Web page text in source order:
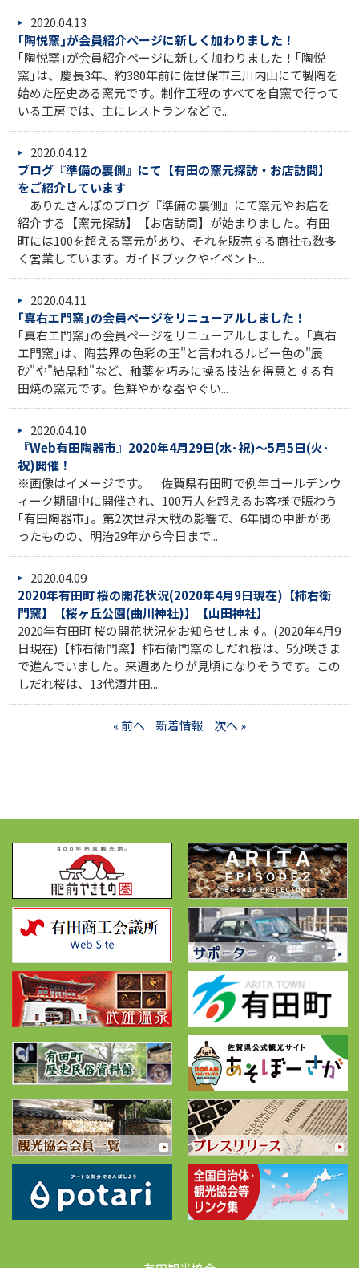
2020.04.13
｢陶悦窯｣が会員紹介ページに新しく加わりました！
｢陶悦窯｣が会員紹介ページに新しく加わりました！｢陶悦
窯｣は、慶長3年、約380年前に佐世保市三川内山にて製陶を
始めた歴史ある窯元です。制作工程のすべてを自窯で行って
いる工房では、主にレストランなどで...
2020.04.12
ブログ『準備の裏側』にて【有田の窯元探訪・お店訪問】
をご紹介しています
ありたさんぽのブログ『準備の裏側』にて窯元やお店を
紹介する【窯元探訪】【お店訪問】が始まりました。有田
町には100を超える窯元があり、それを販売する商社も数多
く営業しています。ガイドブックやイベント...
2020.04.11
｢真右エ門窯｣の会員ページをリニューアルしました！
｢真右エ門窯｣の会員ページをリニューアルしました。｢真右
エ門窯｣は、陶芸界の色彩の王"と言われるルビー色の"辰
砂"や"結晶釉"など、釉薬を巧みに操る技法を得意とする有
田焼の窯元です。色鮮やかな器やぐい...
2020.04.10
『Web有田陶器市』2020年4月29日(水･祝)～5月5日(火･
祝)開催！
※画像はイメージです。 佐賀県有田町で例年ゴールデンウ
ィーク期間中に開催され、100万人を超えるお客様で賑わう
｢有田陶器市｣。第2次世界大戦の影響で、6年間の中断があ
ったものの、明治29年から今日まで...
2020.04.09
2020年有田町 桜の開花状況(2020年4月9日現在)【柿右衛
門窯】【桜ヶ丘公園(曲川神社)】【山田神社】
2020年有田町 桜の開花状況をお知らせします。(2020年4月9
日現在)【柿右衛門窯】柿右衛門窯のしだれ桜は、5分咲きま
で進んでいました。来週あたりが見頃になりそうです。この
しだれ桜は、13代酒井田...
« 前へ 新着情報 次へ »